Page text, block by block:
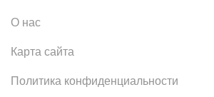
О нас
Карта сайта
Политика конфиденциальности